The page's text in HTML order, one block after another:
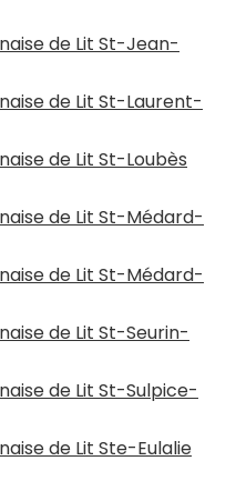
de Lit St-Jean-
de Lit St-Laurent-
de Lit St-Loubès
de Lit St-Médard-
de Lit St-Médard-
de Lit St-Seurin-
de Lit St-Sulpice-
de Lit Ste-Eulalie